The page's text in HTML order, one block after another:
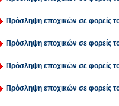
Πρόσληψη εποχικών σε φορείς
Πρόσληψη εποχικών σε φορείς
Πρόσληψη εποχικών σε φορείς
Πρόσληψη εποχικών σε φορείς